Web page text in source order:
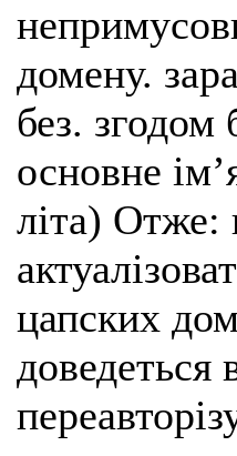
домену.
без.
основне
літа) Отже:
цапских
доведеться